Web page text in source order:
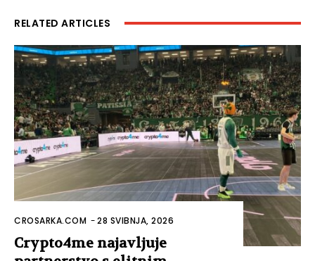
RELATED ARTICLES
CROSARKA.COM -28 SVIBNJA, 2026
Crypto4me najavljuje